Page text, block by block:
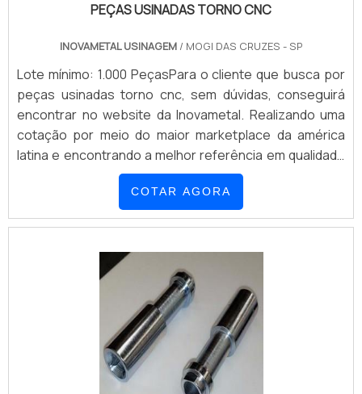
PEÇAS USINADAS TORNO CNC
INOVAMETAL USINAGEM / MOGI DAS CRUZES - SP
Lote mínimo: 1.000 PeçasPara o cliente que busca por
peças usinadas torno cnc, sem dúvidas, conseguirá
encontrar no website da Inovametal. Realizando uma
cotação por meio do maior marketplace da américa
latina e encontrando a melhor referência em qualidade
do mercado.Quando a temática é peças usinadas torno
cnc, com a equipe da Inovametal encontrará ótima
qualidade com produtos fabricados com precisão e
COTAR AGORA